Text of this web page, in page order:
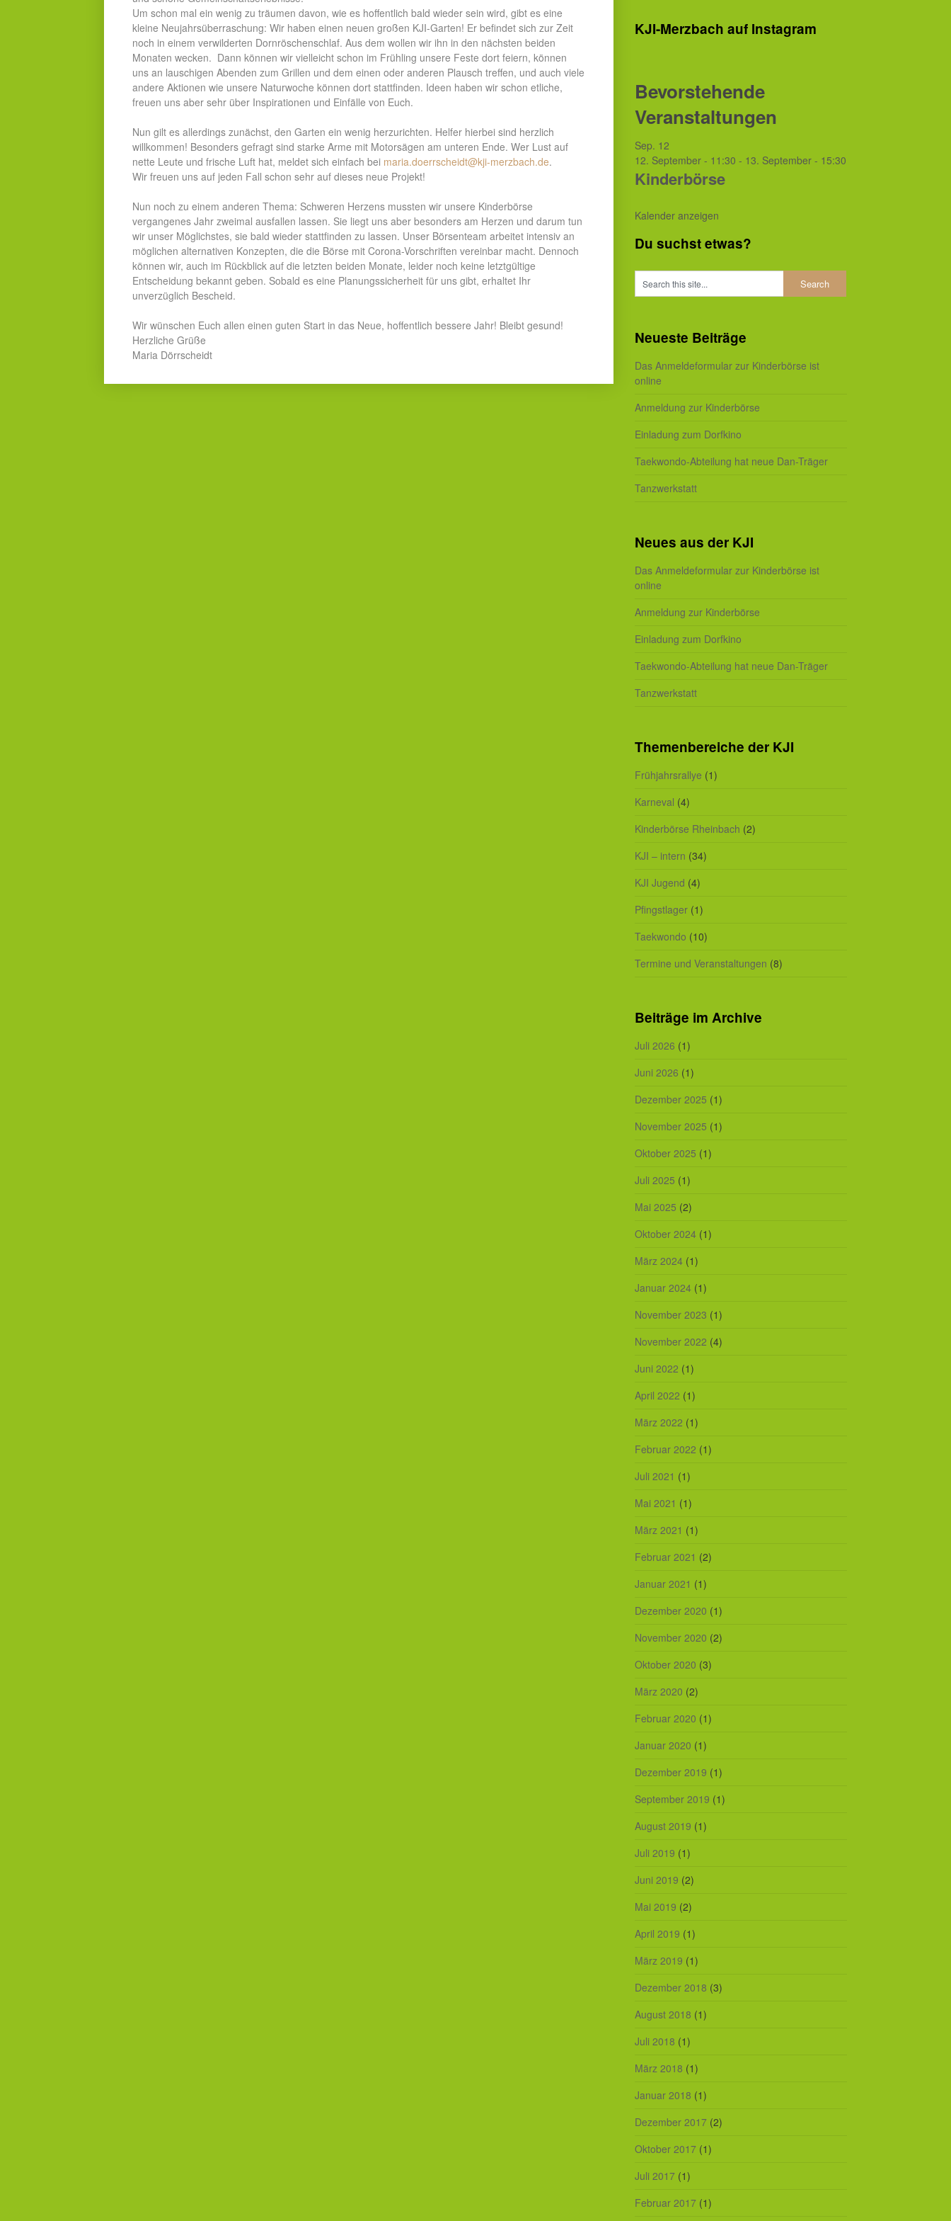
Um schon mal ein wenig zu träumen davon, wie es hoffentlich bald wieder sein wird, gibt es eine
kleine Neujahrsüberraschung: Wir haben einen neuen großen KJI-Garten! Er befindet sich zur Zeit
noch in einem verwilderten Dornröschenschlaf. Aus dem wollen wir ihn in den nächsten beiden
Monaten wecken. Dann können wir vielleicht schon im Frühling unsere Feste dort feiern, können
uns an lauschigen Abenden zum Grillen und dem einen oder anderen Plausch treffen, und auch viele
andere Aktionen wie unsere Naturwoche können dort stattfinden. Ideen haben wir schon etliche,
freuen uns aber sehr über Inspirationen und Einfälle von Euch.
Nun gilt es allerdings zunächst, den Garten ein wenig herzurichten. Helfer hierbei sind herzlich
willkommen! Besonders gefragt sind starke Arme mit Motorsägen am unteren Ende. Wer Lust auf
nette Leute und frische Luft hat, meldet sich einfach bei maria.doerrscheidt@kji-merzbach.de.
Wir freuen uns auf jeden Fall schon sehr auf dieses neue Projekt!
Nun noch zu einem anderen Thema: Schweren Herzens mussten wir unsere Kinderbörse
vergangenes Jahr zweimal ausfallen lassen. Sie liegt uns aber besonders am Herzen und darum tun
wir unser Möglichstes, sie bald wieder stattfinden zu lassen. Unser Börsenteam arbeitet intensiv an
möglichen alternativen Konzepten, die die Börse mit Corona-Vorschriften vereinbar macht. Dennoch
können wir, auch im Rückblick auf die letzten beiden Monate, leider noch keine letztgültige
Entscheidung bekannt geben. Sobald es eine Planungssicherheit für uns gibt, erhaltet Ihr
unverzüglich Bescheid.
Wir wünschen Euch allen einen guten Start in das Neue, hoffentlich bessere Jahr! Bleibt gesund!
Herzliche Grüße
Maria Dörrscheidt
KJI-Merzbach auf Instagram
Bevorstehende
Veranstaltungen
Sep. 12
12. September - 11:30 - 13. September - 15:30
Kinderbörse
Kalender anzeigen
Du suchst etwas?
Neueste Beiträge
Das Anmeldeformular zur Kinderbörse ist
online
Anmeldung zur Kinderbörse
Einladung zum Dorfkino
Taekwondo-Abteilung hat neue Dan-Träger
Tanzwerkstatt
Neues aus der KJI
Das Anmeldeformular zur Kinderbörse ist
online
Anmeldung zur Kinderbörse
Einladung zum Dorfkino
Taekwondo-Abteilung hat neue Dan-Träger
Tanzwerkstatt
Themenbereiche der KJI
Frühjahrsrallye (1)
Karneval (4)
Kinderbörse Rheinbach (2)
KJI – intern (34)
KJI Jugend (4)
Pfingstlager (1)
Taekwondo (10)
Termine und Veranstaltungen (8)
Beiträge im Archive
Juli 2026 (1)
Juni 2026 (1)
Dezember 2025 (1)
November 2025 (1)
Oktober 2025 (1)
Juli 2025 (1)
Mai 2025 (2)
Oktober 2024 (1)
März 2024 (1)
Januar 2024 (1)
November 2023 (1)
November 2022 (4)
Juni 2022 (1)
April 2022 (1)
März 2022 (1)
Februar 2022 (1)
Juli 2021 (1)
Mai 2021 (1)
März 2021 (1)
Februar 2021 (2)
Januar 2021 (1)
Dezember 2020 (1)
November 2020 (2)
Oktober 2020 (3)
März 2020 (2)
Februar 2020 (1)
Januar 2020 (1)
Dezember 2019 (1)
September 2019 (1)
August 2019 (1)
Juli 2019 (1)
Juni 2019 (2)
Mai 2019 (2)
April 2019 (1)
März 2019 (1)
Dezember 2018 (3)
August 2018 (1)
Juli 2018 (1)
März 2018 (1)
Januar 2018 (1)
Dezember 2017 (2)
Oktober 2017 (1)
Juli 2017 (1)
Februar 2017 (1)